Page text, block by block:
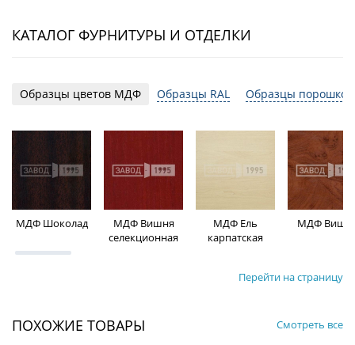
КАТАЛОГ ФУРНИТУРЫ И ОТДЕЛКИ
Образцы цветов МДФ Образцы RAL Образцы
МДФ Шоколад
МДФ Вишня
селекционная
МДФ Ель
карпатская
МДФ
Перейти на страницу
ПОХОЖИЕ ТОВАРЫ Смотреть все